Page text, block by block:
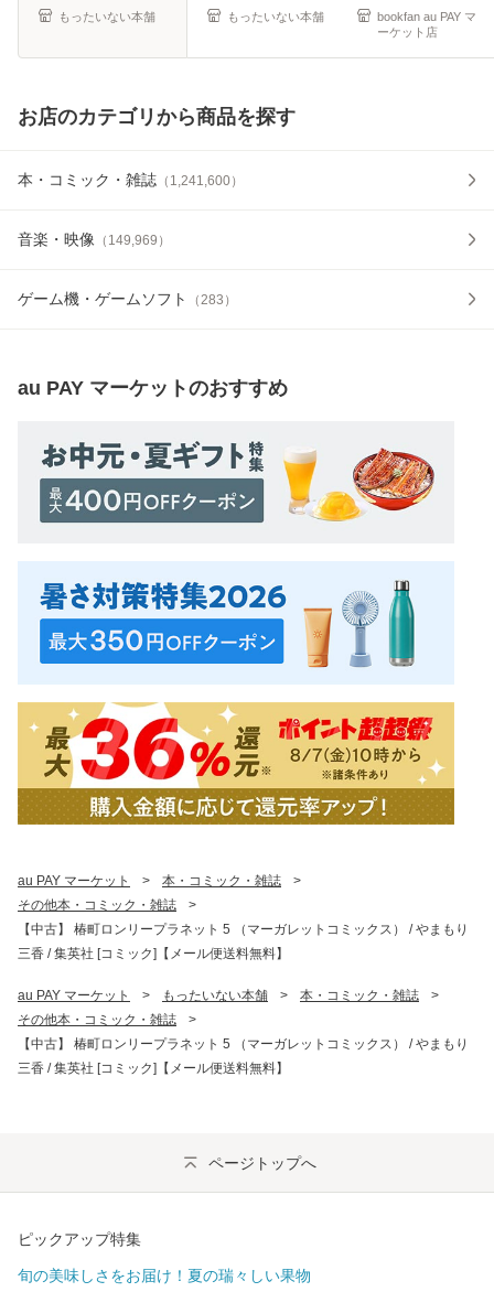
もったいない本舗 もったいない本舗
bookfan au PAY マ
ーケット店
お店のカテゴリから商品を探す
本・コミック・雑誌 （ 1,241,600）
音楽・映像 （ 149,969 ）
ゲーム機・ゲームソフト （283 ）
au PAY マーケットのおすすめ
au PAY マーケット > 本・コミック・雑誌
>
その他本・コミック・雑誌
>
【中古】 椿町ロンリープラネット 5 （マーガレットコミックス） / やまもり
三香 / 集英社 [コミック]【メール便送料無料】
au PAY マーケット > もったいない本舗 > 本・コミック・雑誌
>
その他本・コミック・雑誌
>
【中古】 椿町ロンリープラネット 5 （マーガレットコミックス） / やまもり
三香 / 集英社 [コミック]【メール便送料無料】
ページトップへ
ピックアップ特集
旬の美味しさをお届け！夏の瑞々しい果物